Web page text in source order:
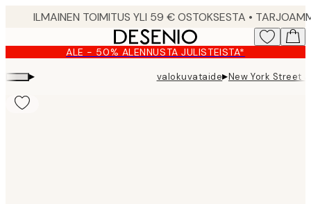
content.
ALE - 50% ALENNUSTA JULISTEISTA*
▸ valokuvataide▸New York Street